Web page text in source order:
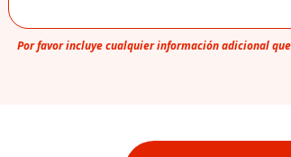
Por favor incluye cualquier información adicional